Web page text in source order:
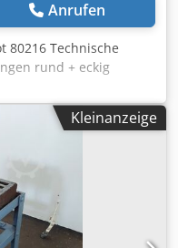
Anrufen
80216 Technische
rund + eckig
mm - Breite ca. 450
mit
500 x T 500 x H 720
Kleinanzeige